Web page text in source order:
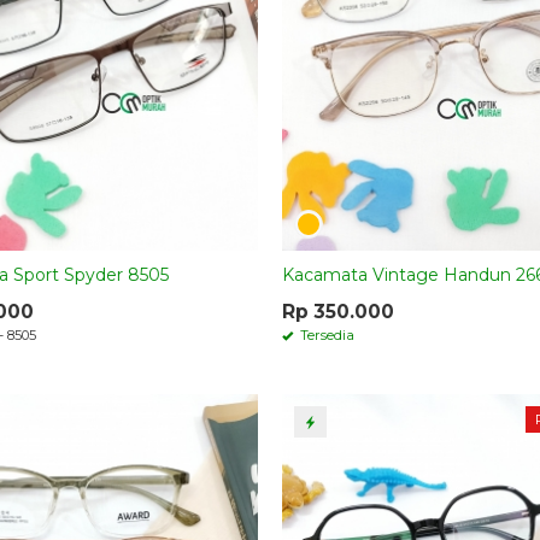
Sport Spyder 8505
8505
Kacamata Vintage Handun
Rp 350.000
Tersedia